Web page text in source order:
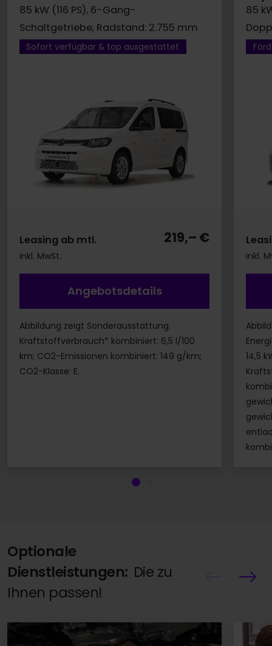
85 kW (116 PS), 6-Gang-
Schaltgetriebe, Radstand: 2.755 mm
Sofort verfügbar & top ausgestattet
Leasing ab mtl. 219,– €
inkl. MwSt.
Angebotsdetails
Abbildung zeigt Sonderausstattung.
Kraftstoffverbrauch* kombiniert: 6,5 l/100
km; CO2-Emissionen kombiniert: 149 g/km;
CO2-Klasse: E.
85
inkl.
14,5
Optionale
Dienstleistungen: Die zu
Ihnen passen!